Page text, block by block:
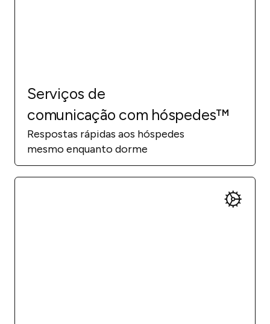
Serviços de
comunicação com hóspedes™
Respostas rápidas aos hóspedes
mesmo enquanto dorme